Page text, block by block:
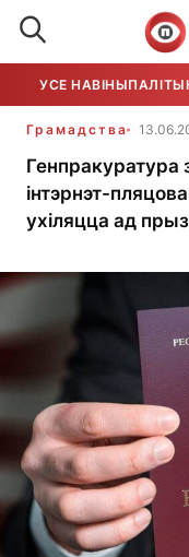
УСЕ НАВІНЫ
Грамадства
Генпракуратура
інтэрнэт-
ухіляцца ад